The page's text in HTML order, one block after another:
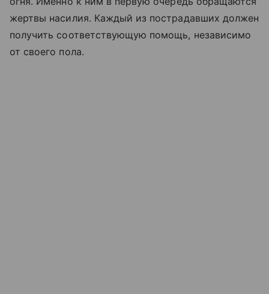
жертвы насилия. Каждый из пострадавших должен
получить соответствующую помощь, независимо
от своего пола.